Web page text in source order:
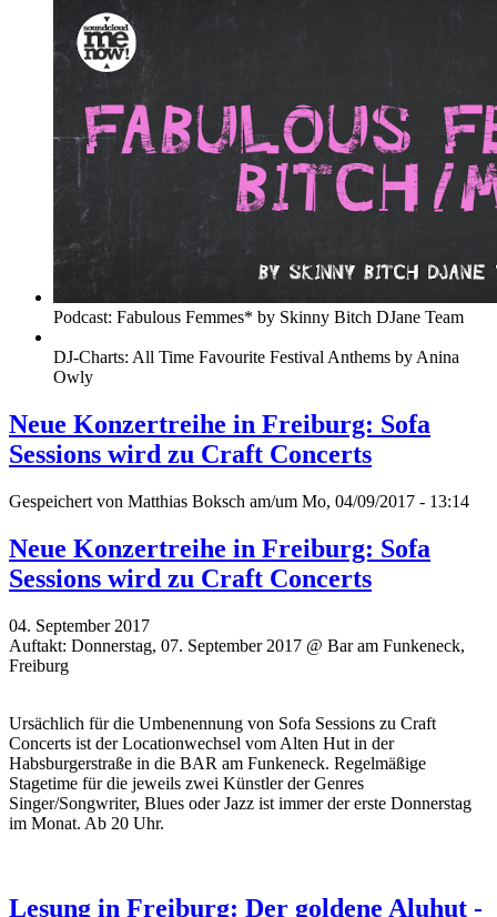
Podcast: Fabulous Femmes* by Skinny Bitch DJane Team
DJ-Charts: All Time Favourite Festival Anthems by Anina
Owly
Neue Konzertreihe in Freiburg: Sofa
Sessions wird zu Craft Concerts
Gespeichert von Matthias Boksch am/um Mo, 04/09/2017 - 13:14
Neue Konzertreihe in Freiburg: Sofa
Sessions wird zu Craft Concerts
04. September 2017
Auftakt: Donnerstag, 07. September 2017 @ Bar am Funkeneck,
Freiburg
Ursächlich für die Umbenennung von Sofa Sessions zu Craft
Concerts ist der Locationwechsel vom Alten Hut in der
Habsburgerstraße in die BAR am Funkeneck. Regelmäßige
Stagetime für die jeweils zwei Künstler der Genres
Singer/Songwriter, Blues oder Jazz ist immer der erste Donnerstag
im Monat. Ab 20 Uhr.
Lesung in Freiburg: Der goldene Aluhut -